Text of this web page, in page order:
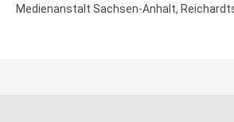
Medienanstalt Sachsen-Anhalt,